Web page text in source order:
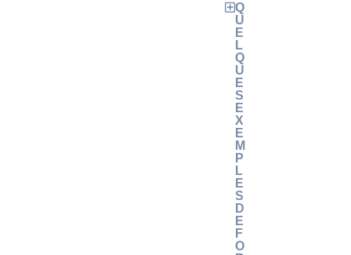
Q
U
E
L
Q
U
E
S
E
X
E
M
P
L
E
S
D
E
F
O